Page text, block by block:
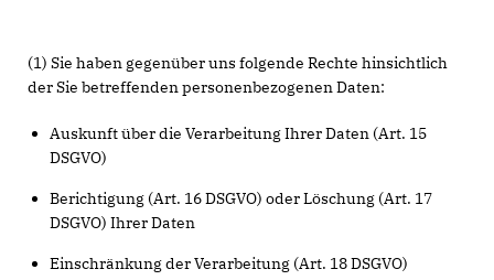
(1) Sie haben gegenüber uns folgende Rechte hinsichtlich
der Sie betreffenden personenbezogenen Daten:
Auskunft über die Verarbeitung Ihrer Daten (Art. 15
DSGVO)
Berichtigung (Art. 16 DSGVO) oder Löschung (Art. 17
DSGVO) Ihrer Daten
Einschränkung der Verarbeitung (Art. 18 DSGVO)